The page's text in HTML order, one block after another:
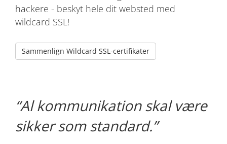
hackere - beskyt hele dit websted med
wildcard SSL!
Sammenlign Wildcard SSL-certifikater
Al kommunikation skal være
sikker som standard.